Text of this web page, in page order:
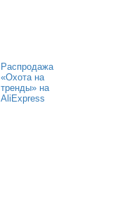
Распродажа
«Охота на
тренды» на
AliExpress